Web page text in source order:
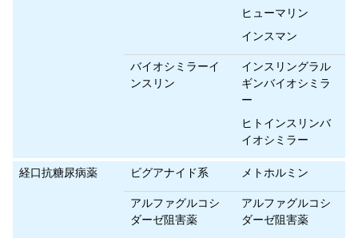
ヒューマリン
インスマン
バイオシミラーイ
ンスリン
インスリングラル
ギンバイオシミラ
ー
ヒトインスリンバ
イオシミラー
経口抗糖尿病薬 ビグアナイド系 メトホルミン
アルファグルコシ
ダーゼ阻害薬
アルファグルコシ
ダーゼ阻害薬